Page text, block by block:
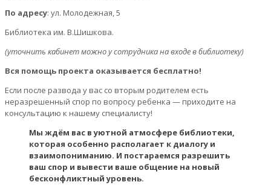
По адресу: ул. Молодежная, 5
Библиотека им. В.Шишкова.
(уточнить кабинет можно у сотрудника на входе в библиотеку)
Вся помощь проекта оказывается бесплатно!
Если после развода у вас со вторым родителем есть
неразрешенный спор по вопросу ребенка — приходите на
консультацию к нашему специалисту!
Мы ждём вас в уютной атмосфере библиотеки,
которая особенно располагает к диалогу и
взаимопониманию. И постараемся разрешить
ваш спор и вывести ваше общение на новый
бесконфликтный уровень.